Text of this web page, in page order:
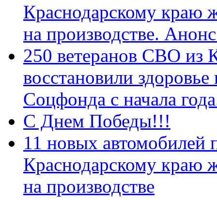
Краснодарскому краю
на производстве.
250 ветеранов СВО из
восстановили
Соцфонда с начала
С Днем Победы!!!
11 новых автомобилей
Краснодарскому краю
на производстве